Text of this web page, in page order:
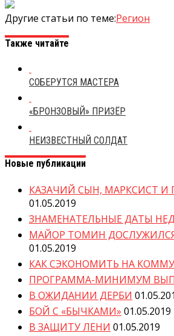
Отправить
Другие статьи по теме:Регион
Также читайте
СОБЕРУТСЯ МАСТЕРА
«БРОНЗОВЫЙ» ПРИЗЁР
НЕИЗВЕСТНЫЙ СОЛДАТ
Новые публикации
КАЗАЧИЙ СЫН, МАРКСИСТ И
01.05.2019
ЗНАМЕНАТЕЛЬНЫЕ ДАТЫ
МАЙОР ТОМИН
01.05.2019
КАК СЭКОНОМИТЬ НА
ПРОГРАММА-МИНИМУМ
В ОЖИДАНИИ ДЕРБИ
БОЙ С «БЫЧКАМИ» 01.05.2019
В ЗАЩИТУ ЛЕНИ 01.05.2019